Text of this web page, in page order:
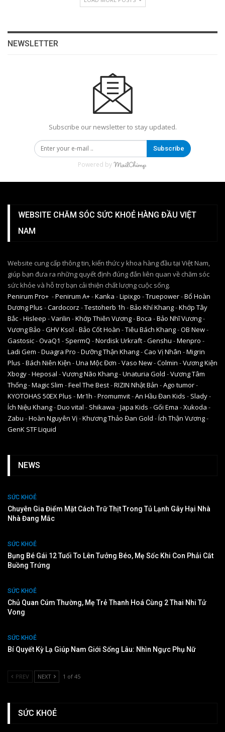
NEWSLETTER
Subscribe our newsletter to stay updated.
Subscribe
Powered by
WEBSITE CHĂM SÓC SỨC KHOẺ HÀNG ĐẦU VIỆT
NAM
Website cung cấp thông tin, kiến thức y khoa hàng đầu tại Việt Nam,
giúp bạn đưa ra những quyết định đúng đắn liên quan về chăm sóc
sức khỏe và hỗ trợ bạn cải thiện chất lượng cuộc sống.
Penirum Pro+ -Penirum A+-Kanka -Lipixgo -Truepower-Bổ Hoàn
Dương Plus -Cardocorz -Testoherb 1h -Bảo Khí Khang-Khớp Tây
Bắc-Hisleep -Varilin -Khớp Thiên Vương-Boca -Bảo Nhĩ Vương-
Vương Bảo -GHV Ksol -Bảo Cốt Hoàn -Tiêu Bách Khang-OB New-
Gastosic-OvaQ1 - SpermQ -Nordisk Urkraft-Genshu -Menpro -
Ladi Gem -Duagra Pro -Dưỡng Thận Khang-Cao Vị Nhân -Migrin
Plus -Bách Niên Kiện -Una Mộc Đơn -Vaso New-Colmin -Vương Kiện
Xbogy-Heposal -Vương Não Khang-Unaturia Gold -Vương Tâm
Thống-Magic Slim -Feel The Best-RIZIN Nhật Bản -Ago tumor-
KYOTOHAS 50EX Plus -Mr1h -Promumvit-An Hầu Đan Kids - Slady-
Ích Niệu Khang-Duo vital - Shikawa -Japa Kids -Gối Ema -Xukoda -
Zabu -Hoàn Nguyên Vị-Khương Thảo Đan Gold -Ích Thận Vương-
GenK STF Liquid
NEWS
SỨC KHOẺ
Chuyên Gia Điểm Mặt Cách Trữ Thịt Trong Tủ Lạnh Gây Hại Nhà
Nhà Đang Mắc
SỨC KHOẺ
Bụng Bé Gái 12 Tuổi To Lên Tưởng Béo, Mẹ Sốc Khi Con Phải Cắt
Buồng Trứng
SỨC KHOẺ
Chủ Quan Cúm Thường, Mẹ Trẻ Thanh Hoá Cùng 2 Thai Nhi Tử
Vong
SỨC KHOẺ
Bí Quyết Kỳ Lạ Giúp Nam Giới Sống Lâu: Nhìn Ngực Phụ Nữ
PREV NEXT 1 of 45
SỨC KHOẺ